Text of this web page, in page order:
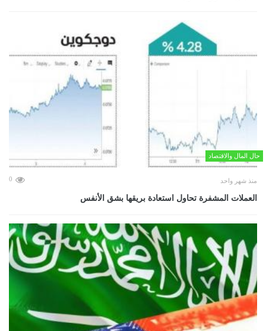
حال المال والاقتصاد
منذ شهر واحد 0
العملات المشفرة تحاول استعادة بريقها بشق الأنفس